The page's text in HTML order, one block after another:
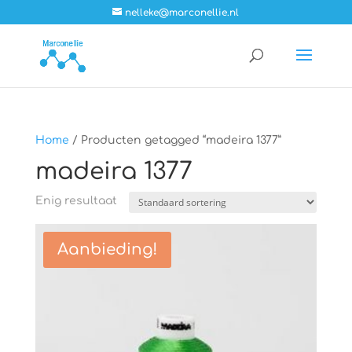
nelleke@marconellie.nl
Home / Producten getagged “madeira 1377”
madeira 1377
Enig resultaat
Aanbieding!